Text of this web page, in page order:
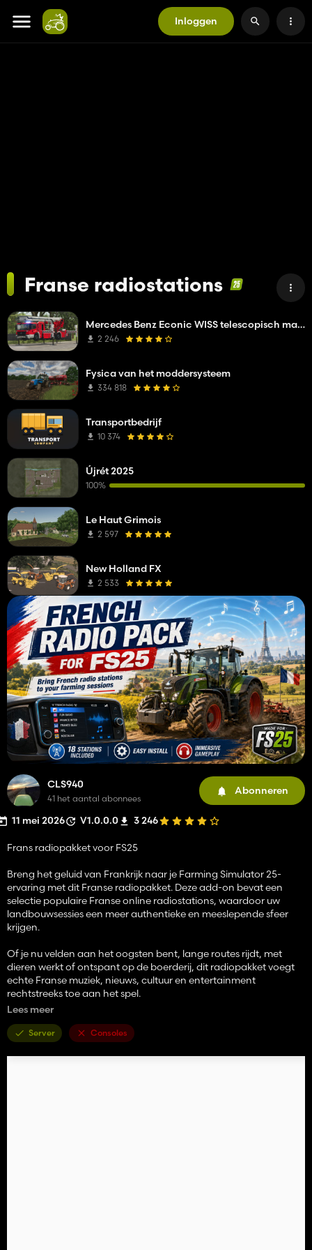
Inloggen
Franse radiostations
CLS940
41 het aantal abonnees
Abonneren
11 mei 2026 V1.0.0.0 3 246
Frans radiopakket voor FS25
Breng het geluid van Frankrijk naar je Farming Simulator 25-
ervaring met dit Franse radiopakket. Deze add-on bevat een
selectie populaire Franse online radiostations, waardoor uw
landbouwsessies een meer authentieke en meeslepende sfeer
krijgen.
Of je nu velden aan het oogsten bent, lange routes rijdt, met
dieren werkt of ontspant op de boerderij, dit radiopakket voegt
echte Franse muziek, nieuws, cultuur en entertainment
rechtstreeks toe aan het spel.
18 Franse radiostations inbegrepen
Eenvoudige installatie
Lees meer
Server Consoles
Mercedes Benz Econic WISS telescopisch mastplatform
2 246
Fysica van het moddersysteem
334 818
Transportbedrijf
10 374
Újrét 2025
100%
Le Haut Grimois
2 597
New Holland FX
2 533